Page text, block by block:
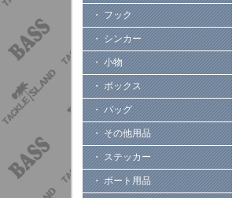
・ フック
・ シンカー
・ 小物
・ ボックス
・ バッグ
・ その他用品
・ ステッカー
・ ボート用品